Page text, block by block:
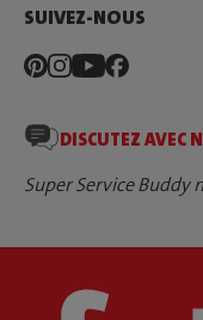
SUIVEZ-NOUS
DISCUTEZ AVEC
Super Service Buddy